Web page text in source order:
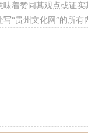
味着赞同其观点或证
“贵州文化网”的所